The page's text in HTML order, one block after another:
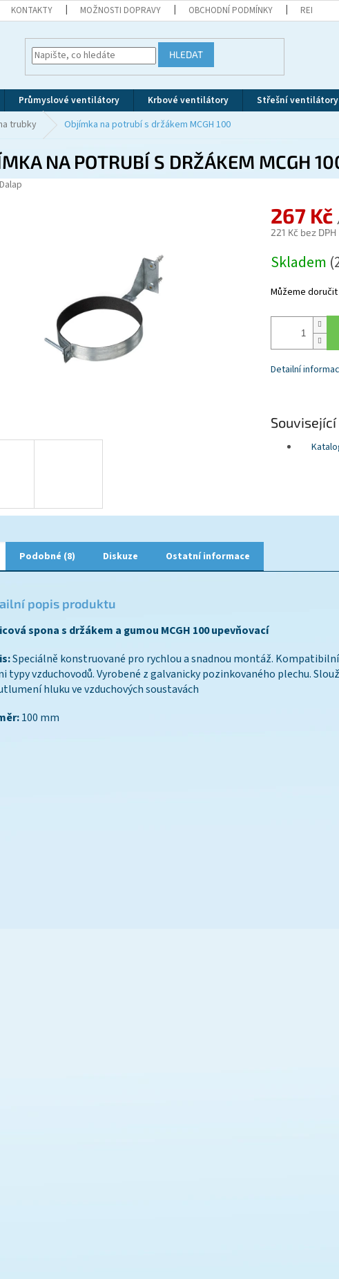
KONTAKTY MOŽNOSTI DOPRAVY OBCHODNÍ PODMÍNKY
HLEDAT
Průmyslové ventilátory Krbové ventilátory Střešní ventilátory
trubky Objímka na potrubí s držákem MCGH 100
NA POTRUBÍ S DRŽÁKEM MCGH
Dalap
267 Kč
221 Kč bez DPH
cena:
Skladem
Můžeme
Detailní
Podobné (8) Diskuze Ostatní informace
popis produktu
spona s držákem a gumou MCGH 100 upevňovací
Speciálně konstruované pro rychlou a snadnou montáž.
typy vzduchovodů. Vyrobené z galvanicky pozinkovaného plechu.
hluku ve vzduchových soustavách
100 mm